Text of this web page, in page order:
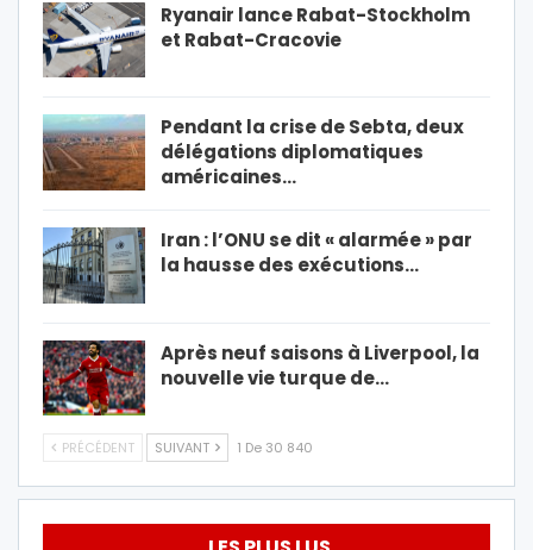
Ryanair lance Rabat-Stockholm
et Rabat-Cracovie
Pendant la crise de Sebta, deux
délégations diplomatiques
américaines…
Iran : l’ONU se dit « alarmée » par
la hausse des exécutions…
Après neuf saisons à Liverpool, la
nouvelle vie turque de…
PRÉCÉDENT SUIVANT 1 De 30 840